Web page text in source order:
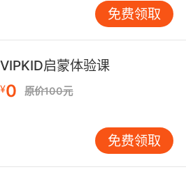
可以积累词汇量了，英语单词的重
学习英语单词肯定是每个英语学
以按照教材上的英语单词表来学
阅读的方式来积累词汇量。在阅
到别的国家的文化，对于扩宽自
的。
免费领取
VIPKID启蒙体验课
¥0 原价100元
免费领取